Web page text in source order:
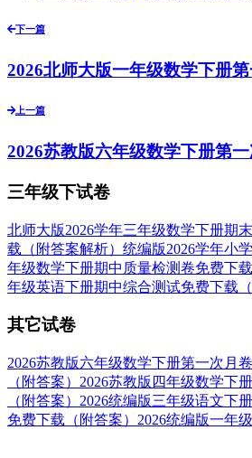
下一篇
2026北师大版一年级数学下册
上一篇
2026苏教版六年级数学下册第
三年级下试卷
北师大版2026学年三年级数学下册期
载（附答案解析） 统编版2026学年小
年级数学下册期中质量检测卷免费下
年级英语下册期中综合测试免费下载
其它试卷
2026苏教版六年级数学下册第一次月
（附答案） 2026苏教版四年级数学下
（附答案） 2026统编版三年级语文下
免费下载（附答案） 2026统编版一年